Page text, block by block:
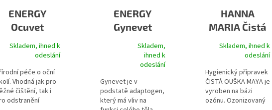
ENERGY
Ocuvet
Skladem, ihned k
odeslání
péče o oční
Vhodná jak pro
čištění, tak i
odstranění
ENERGY
Gynevet
Průměrné hodnocení produktu je 5,0 z 5 hvězdiček.
Skladem,
ihned k
odeslání
Gynevet je v
podstatě adaptogen,
který má vliv na
HANNA
MARIA Čistá
ouška MAYA
Skladem, ihned k
odeslání
Hygienický přípravek
ČISTÁ OUŠKA MAYA je
vyroben na bázi
ozónu. Ozonizovaný